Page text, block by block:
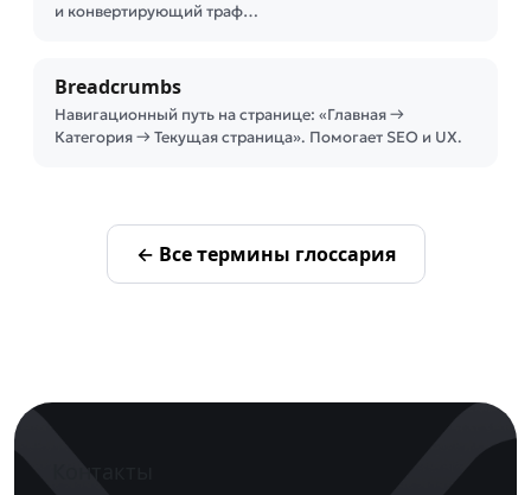
и конвертирующий траф…
Breadcrumbs
Навигационный путь на странице: «Главная →
Категория → Текущая страница». Помогает SEO и UX.
← Все термины глоссария